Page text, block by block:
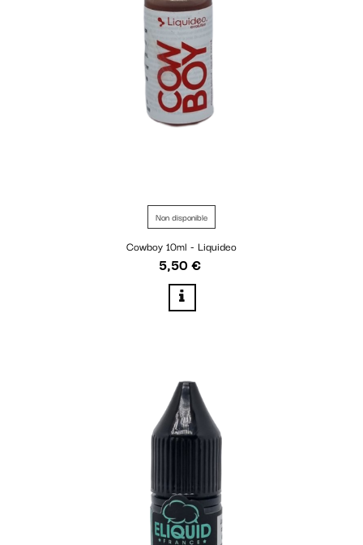
Non disponible
Cowboy 10ml - Liquideo
Prix
5,50 €